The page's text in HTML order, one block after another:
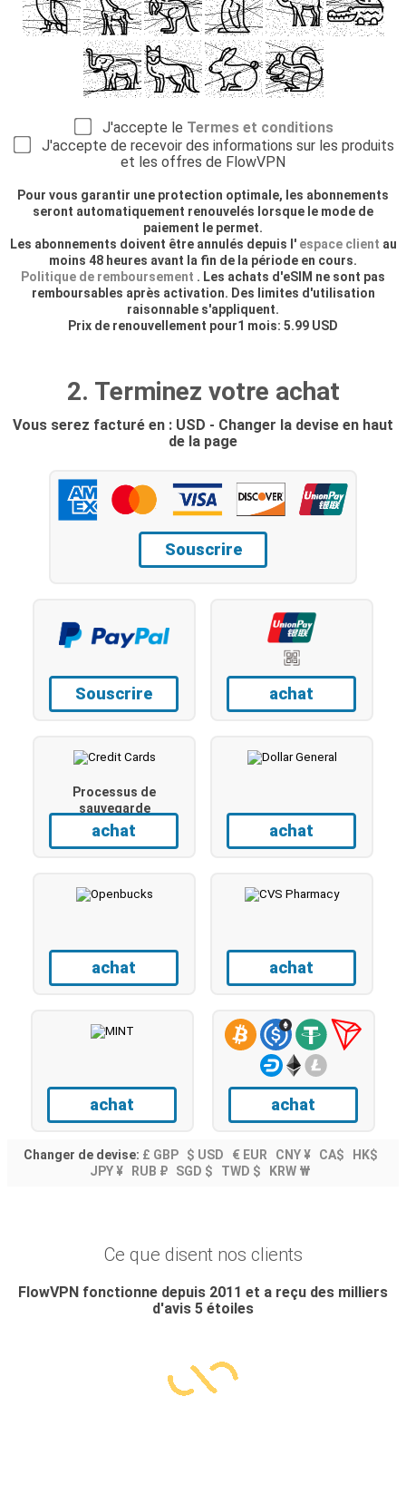
J'accepte le Termes et conditions
J'accepte de recevoir des informations sur les produits
et les offres de FlowVPN
Pour vous garantir une protection optimale, les abonnements
seront automatiquement renouvelés lorsque le mode de
paiement le permet.
Les abonnements doivent être annulés depuis l' espace client au
moins 48 heures avant la fin de la période en cours.
Politique de remboursement . Les achats d'eSIM ne sont pas
remboursables après activation. Des limites d'utilisation
raisonnable s'appliquent.
Prix de renouvellement pour1 mois: 5.99 USD
2. Terminez votre achat
Vous serez facturé en : USD - Changer la devise en haut
de la page
Souscrire
Souscrire achat
Processus de
sauvegarde
achat achat
achat achat
achat achat
Changer de devise: £ GBP $ USD € EUR CNY ¥ CA$
HK$
JPY ¥
RUB ₽ SGD $ TWD $ KRW ₩
Ce que disent nos clients
FlowVPN fonctionne depuis 2011 et a reçu des milliers
d'avis 5 étoiles